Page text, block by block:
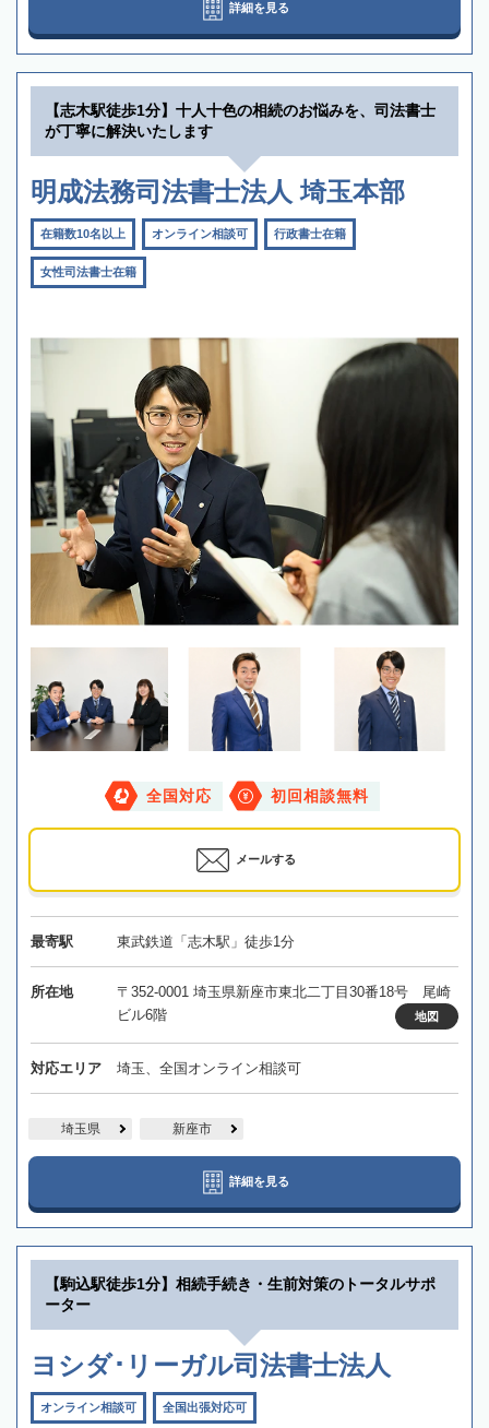
詳細を見る
【志木駅徒歩1分】十人十色の相続のお悩みを、司法書士
が丁寧に解決いたします
明成法務司法書士法人 埼玉本部
在籍数10名以上 オンライン相談可 行政書士在籍
女性司法書士在籍
全国対応 初回相談無料
メールする
最寄駅 東武鉄道「志木駅」徒歩1分
所在地
〒352-0001 埼玉県新座市東北二丁目30番18号 尾崎
ビル6階
地図
対応エリア 埼玉、全国オンライン相談可
埼玉県 新座市
詳細を見る
【駒込駅徒歩1分】相続手続き・生前対策のトータルサポ
ーター
ヨシダ･リーガル司法書士法人
オンライン相談可 全国出張対応可